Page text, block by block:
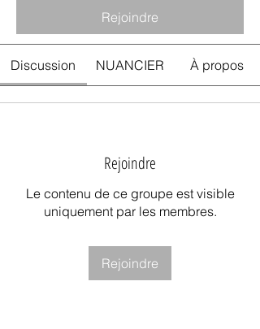
Rejoindre
Discussion NUANCIER À propos
Rejoindre
Le contenu de ce groupe est visible
uniquement par les membres.
Rejoindre